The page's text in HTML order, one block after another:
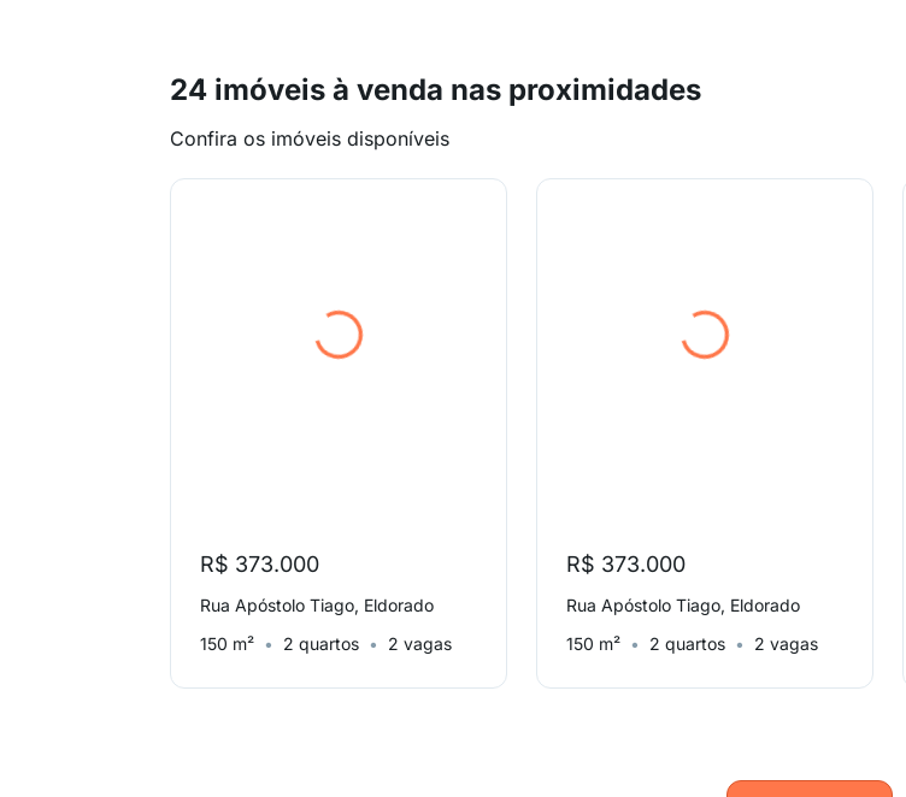
24 imóveis à venda nas proximidades
Confira os imóveis disponíveis
R$ 373.000
Rua Apóstolo Tiago, Eldorado
150 m²
2 quartos 2 vagas
R$ 373.000
Rua Apóstolo Tiago, Eldorado
150 m²
2 quartos 2 vagas